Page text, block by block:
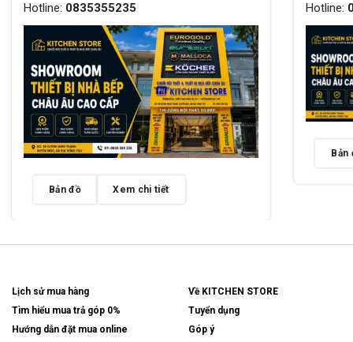
Hotline: 0835355235
Bản đồ Xem chi tiết
Hotline:
Bản
Lịch sử mua hàng
Tìm hiểu mua trả góp 0%
Hướng dẫn đặt mua online
Về KITCHEN STORE
Tuyển dụng
Góp ý